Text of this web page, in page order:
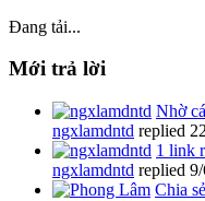
Đang tải...
Mới trả lời
Nhờ
ngxlamdntd replied
1 link
ngxlamdntd replied
Chia